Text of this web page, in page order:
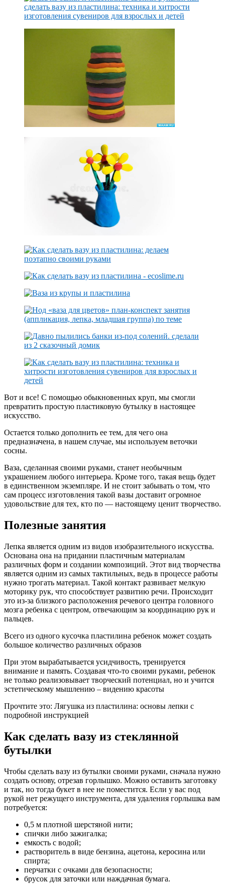
Вот и все! С помощью обыкновенных круп, мы смогли
превратить простую пластиковую бутылку в настоящее
искусство.
Остается только дополнить ее тем, для чего она
предназначена, в нашем случае, мы используем веточки
сосны.
Ваза, сделанная своими руками, станет необычным
украшением любого интерьера. Кроме того, такая вещь будет
в единственном экземпляре. И не стоит забывать о том, что
сам процесс изготовления такой вазы доставит огромное
удовольствие для тех, кто по — настоящему ценит творчество.
Полезные занятия
Лепка является одним из видов изобразительного искусства.
Основана она на придании пластичным материалам
различных форм и создании композиций. Этот вид творчества
является одним из самых тактильных, ведь в процессе работы
нужно трогать материал. Такой контакт развивает мелкую
моторику рук, что способствует развитию речи. Происходит
это из-за близкого расположения речевого центра головного
мозга ребенка с центром, отвечающим за координацию рук и
пальцев.
Всего из одного кусочка пластилина ребенок может создать
большое количество различных образов
При этом вырабатывается усидчивость, тренируется
внимание и память. Создавая что-то своими руками, ребенок
не только реализовывает творческий потенциал, но и учится
эстетическому мышлению – видению красоты
Прочтите это: Лягушка из пластилина: основы лепки с
подробной инструкцией
Как сделать вазу из стеклянной
бутылки
Чтобы сделать вазу из бутылки своими руками, сначала нужно
создать основу, отрезав горлышко. Можно оставить заготовку
и так, но тогда букет в нее не поместится. Если у вас под
рукой нет режущего инструмента, для удаления горлышка вам
потребуется:
0,5 м плотной шерстяной нити;
спички либо зажигалка;
емкость с водой;
растворитель в виде бензина, ацетона, керосина или
спирта;
перчатки с очками для безопасности;
брусок для заточки или наждачная бумага.